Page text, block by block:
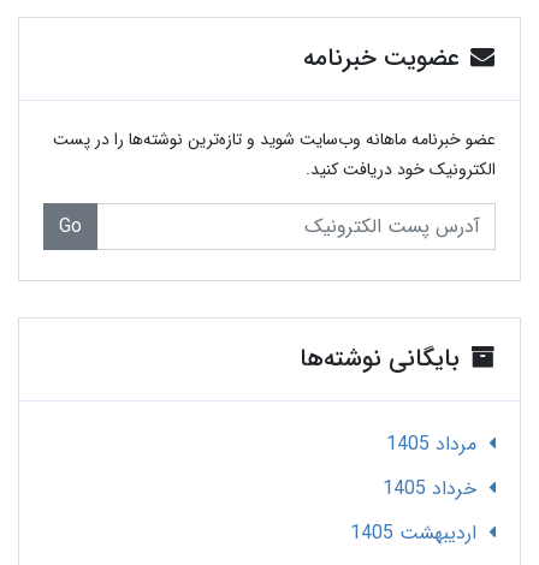
عضویت خبرنامه
عضو خبرنامه ماهانه وب‌سایت شوید و تازه‌ترین نوشته‌ها را در پست
الکترونیک خود دریافت کنید.
Go
بایگانی نوشته‌ها
مرداد 1405
خرداد 1405
ارديبهشت 1405